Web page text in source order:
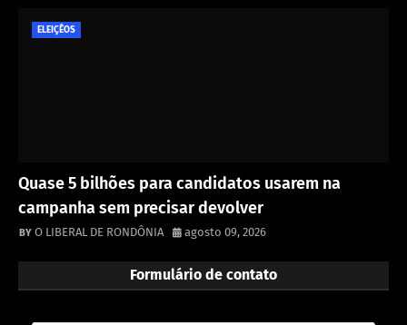
ELEIÇÊOS
Quase 5 bilhões para candidatos usarem na
campanha sem precisar devolver
O LIBERAL DE RONDÔNIA agosto 09, 2026
Formulário de contato